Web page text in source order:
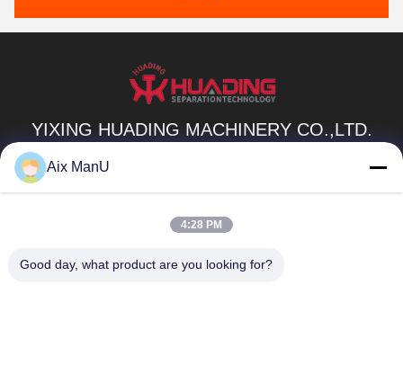
YIXING HUADING MACHINERY CO.,LTD.
Aix ManU
4:28 PM
Good day, what product are you looking for?